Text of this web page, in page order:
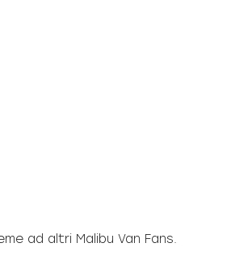
ad altri Malibu Van Fans.